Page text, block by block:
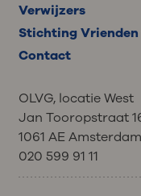
Verwijzers
Stichting Vrienden
Contact
OLVG, locatie West
Jan Tooropstraat
1061 AE Amsterdam
020 599 91 11